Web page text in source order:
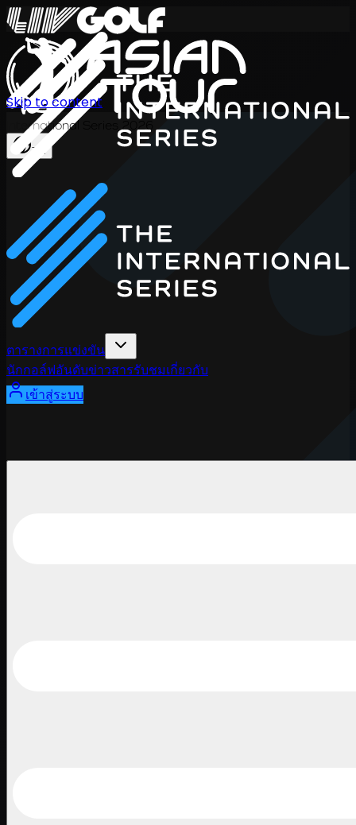
International Series 2026
TH
ตารางการแข่งขัน
นักกอล์ฟอันดับข่าวสารรับชมเกี่ยวกับ
เข้าสู่ระบบ
Skip to content